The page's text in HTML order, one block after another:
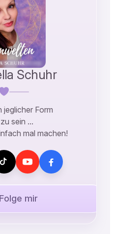
Schuhr
jeglicher Form
sein …
mal machen!
Folge mir